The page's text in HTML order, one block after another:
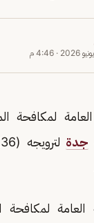
· 4:46 م
العامة لمكافحة
جدة
العامة لمكافحة